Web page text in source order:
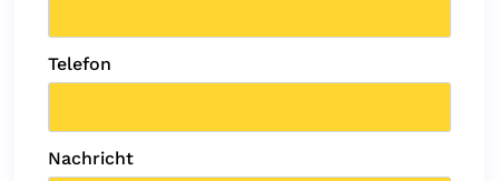
Telefon
Nachricht